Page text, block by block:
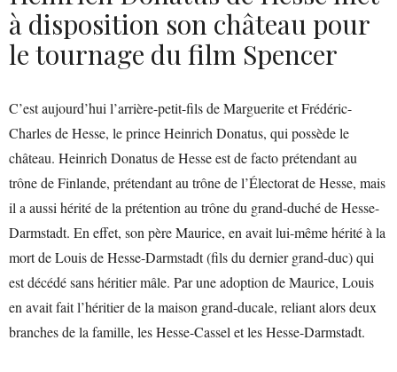
à disposition son château pour
le tournage du film Spencer
C’est aujourd’hui l’arrière-petit-fils de Marguerite et Frédéric-
Charles de Hesse, le prince Heinrich Donatus, qui possède le
château. Heinrich Donatus de Hesse est de facto prétendant au
trône de Finlande, prétendant au trône de l’Électorat de Hesse, mais
il a aussi hérité de la prétention au trône du grand-duché de Hesse-
Darmstadt. En effet, son père Maurice, en avait lui-même hérité à la
mort de Louis de Hesse-Darmstadt (fils du dernier grand-duc) qui
est décédé sans héritier mâle. Par une adoption de Maurice, Louis
en avait fait l’héritier de la maison grand-ducale, reliant alors deux
branches de la famille, les Hesse-Cassel et les Hesse-Darmstadt.